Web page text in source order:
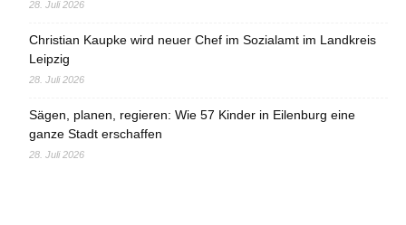
28. Juli 2026
Christian Kaupke wird neuer Chef im Sozialamt im Landkreis
Leipzig
28. Juli 2026
Sägen, planen, regieren: Wie 57 Kinder in Eilenburg eine
ganze Stadt erschaffen
28. Juli 2026